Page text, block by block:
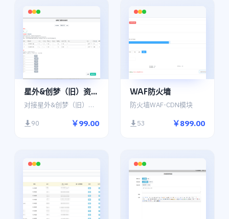
星外&创梦（旧）资源池
对接星外&创梦（旧）资源池接口
90 ￥99.00
WAF防火墙
防火墙WAF-CDN模块
53 ￥899.00